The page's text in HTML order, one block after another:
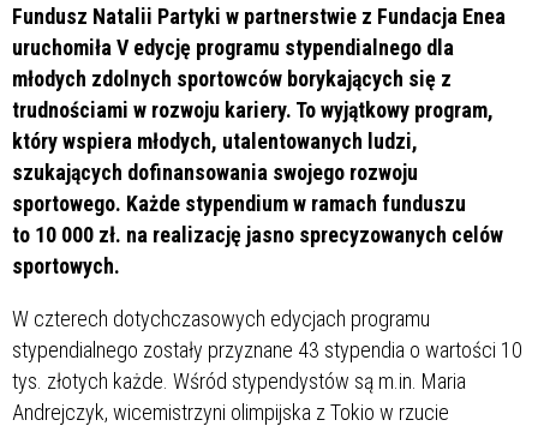
Fundusz Natalii Partyki w partnerstwie z Fundacja Enea
uruchomiła V edycję programu stypendialnego dla
młodych zdolnych sportowców borykających się z
trudnościami w rozwoju kariery. To wyjątkowy program,
który wspiera młodych, utalentowanych ludzi,
szukających dofinansowania swojego rozwoju
sportowego. Każde stypendium w ramach funduszu
to 10 000 zł. na realizację jasno sprecyzowanych celów
sportowych.
W czterech dotychczasowych edycjach programu
stypendialnego zostały przyznane 43 stypendia o wartości 10
tys. złotych każde. Wśród stypendystów są m.in. Maria
Andrejczyk, wicemistrzyni olimpijska z Tokio w rzucie